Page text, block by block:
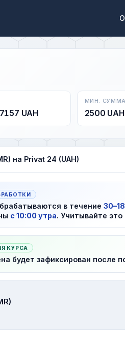
UAH
МИН. СУММА
2500 UAH
на Privat 24 (UAH)
в течение
с 10:00 утра. Учитывайте это
КУРСА
будет зафиксирован после